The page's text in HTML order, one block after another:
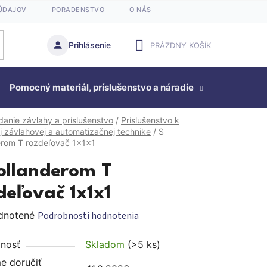
PORADENSTVO O NÁS
Prihlásenie
KOŠÍK
PRÁZDNY KOŠÍK
Pomocný materiál, príslušenstvo a náradie
závlahy a príslušenstvo / Príslušenstvo k
závlahovej a automatizačnej technike / S
T rozdeľovač 1x1x1
T
1x1x1
Podrobnosti hodnotenia
Skladom (>5 ks)
doručiť